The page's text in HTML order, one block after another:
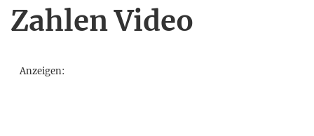
Zahlen Video
Anzeigen: